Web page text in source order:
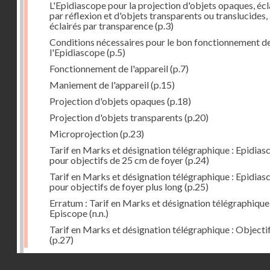
L'Epidiascope pour la projection d'objets opaques,
par réflexion et d'objets transparents ou translucides,
éclairés par transparence(p.3)
Conditions nécessaires pour le bon fonctionnement
l'Epidiascope(p.5)
Fonctionnement de l'appareil(p.7)
Maniement de l'appareil(p.15)
Projection d'objets opaques (p.18)
Projection d'objets transparents (p.20)
Microprojection(p.23)
Tarif en Marks et désignation télégraphique :
pour objectifs de 25 cm de foyer(p.24)
Tarif en Marks et désignation télégraphique :
pour objectifs de foyer plus long(p.25)
Erratum : Tarif en Marks et désignation
Episcope(n.n.)
Tarif en Marks et désignation télégraphique :
(p.27)